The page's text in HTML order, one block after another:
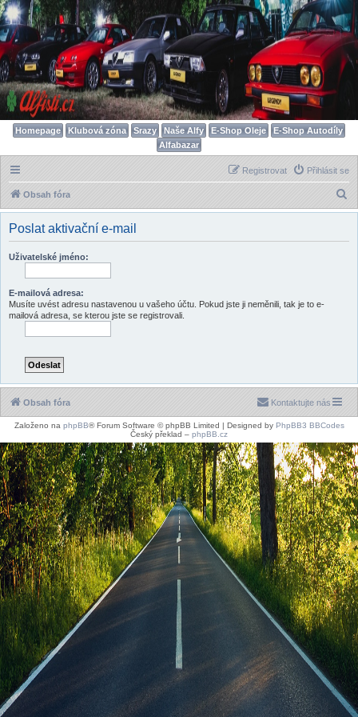
Homepage Klubová zóna Srazy Naše Alfy E-Shop Oleje
E-Shop Autodíly
Alfabazar
Přihlásit se
Registrovat
Obsah fóra
l
Poslat aktivační e-mail
Uživatelské jméno:
E-mailová adresa:
Musíte uvést adresu nastavenou u vašeho účtu. Pokud jste ji neměnili, tak je to e-
mailová adresa, se kterou jste se registrovali.
Obsah fóra Kontaktujte nás
Založeno na phpBB® Forum Software © phpBB Limited | Designed by PhpBB3 BBCodes
Český překlad – phpBB.cz